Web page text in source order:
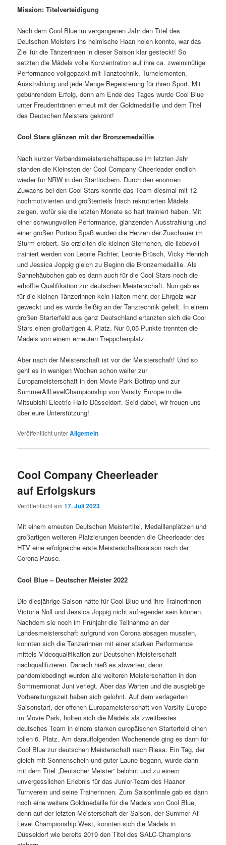
Mission: Titelverteidigung
Nach dem Cool Blue im vergangenen Jahr den Titel des
Deutschen Meisters ins heimische Haan holen konnte, war das
Ziel für die Tänzerinnen in dieser Saison klar gesteckt! So
setzten die Mädels volle Konzentration auf ihre ca. zweiminütige
Performance vollgepackt mit Tanztechnik, Turnelementen,
Ausstrahlung und jede Menge Begeisterung für ihren Sport. Mit
gebührendem Erfolg, denn am Ende des Tages wurde Cool Blue
unter Freudentränen erneut mit der Goldmedaillie und dem Titel
des Deutschen Meisters gekrönt!
Cool Stars glänzen mit der Bronzemedaillie
Nach kurzer Verbandsmeisterschaftspause im letzten Jahr
standen die Kleinsten der Cool Company Cheerleader endlich
wieder für NRW in den Startlöchern. Durch den enormen
Zuwachs bei den Cool Stars konnte das Team diesmal mit 12
hochmotivierten und größtenteils frisch rekrutierten Mädels
zeigen, wofür sie die letzten Monate so hart trainiert haben. Mit
einer schwungvollen Performance, glänzenden Ausstrahlung und
einer großen Portion Spaß wurden die Herzen der Zuschauer im
Sturm erobert. So erzielten die kleinen Sternchen, die liebevoll
trainiert werden von Leonie Richter, Leonie Brüsch, Vicky Henrich
und Jessica Joppig gleich zu Beginn die Bronzemedaillie. Als
Sahnehäubchen gab es dann auch für die Cool Stars noch die
erhoffte Qualifikation zur deutschen Meisterschaft. Nun gab es
für die kleinen Tänzerinnen kein Halten mehr, der Ehrgeiz war
geweckt und es wurde fleißig an der Tanztechnik gefeilt. In einem
großen Starterfeld aus ganz Deutschland ertanzten sich die Cool
Stars einen großartigen 4. Platz. Nur 0,05 Punkte trennten die
Mädels von einem erneuten Treppchenplatz.
Aber nach der Meisterschaft ist vor der Meisterschaft! Und so
geht es in wenigen Wochen schon weiter zur
Europameisterschaft in den Movie Park Bottrop und zur
SummerAllLevelChampionship von Varsity Europe in die
Mitsubishi Electric Halle Düsseldorf. Seid dabei, wir freuen uns
über eure Unterstützung!
Veröffentlicht unterAllgemein
Cool Company Cheerleader
auf Erfolgskurs
Veröffentlicht am17. Juli 2023
Mit einem erneuten Deutschen Meistertitel, Medaillenplätzen und
großartigen weiteren Platzierungen beenden die Cheerleader des
HTV eine erfolgreiche erste Meisterschaftssaison nach der
Corona-Pause.
Cool Blue – Deutscher Meister 2022
Die diesjährige Saison hätte für Cool Blue und ihre Trainerinnen
Victoria Noll und Jessica Joppig nicht aufregender sein können.
Nachdem sie noch im Frühjahr die Teilnahme an der
Landesmeisterschaft aufgrund von Corona absagen mussten,
konnten sich die Tänzerinnen mit einer starken Performance
mittels Videoqualifikation zur Deutschen Meisterschaft
nachqualifizieren. Danach hieß es abwarten, denn
pandemiebedingt wurden alle weiteren Meisterschaften in den
Sommermonat Juni verlegt. Aber das Warten und die ausgiebige
Vorbereitungszeit haben sich gelohnt. Auf dem verlagerten
Saisonstart, der offenen Europameisterschaft von Varsity Europe
im Movie Park, holten sich die Mädels als zweitbestes
deutsches Team in einem starken europäischen Starterfeld einen
tollen 6. Platz. Am darauffolgenden Wochenende ging es dann für
Cool Blue zur deutschen Meisterschaft nach Riesa. Ein Tag, der
gleich mit Sonnenschein und guter Laune begann, wurde dann
mit dem Titel „Deutscher Meister“ belohnt und zu einem
unvergesslichen Erlebnis für das Junior-Team des Haaner
Turnverein und seine Trainerinnen. Zum Saisonfinale gab es dann
noch eine weitere Goldmedaille für die Mädels von Cool Blue,
denn auf der letzten Meisterschaft der Saison, der Summer All
Level Championship West, konnten sich die Mädels in
Düsseldorf wie bereits 2019 den Titel des SALC-Champions